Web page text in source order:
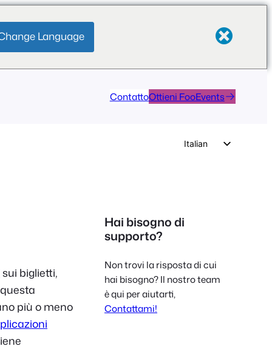
Language
ContattoOttieni FooEvents
Italian
French
Polish
sui biglietti,
più o meno
Hai bisogno di
supporto?
Non trovi la risposta di cui
hai bisogno? Il nostro team
è qui per aiutarti,
Contattami!